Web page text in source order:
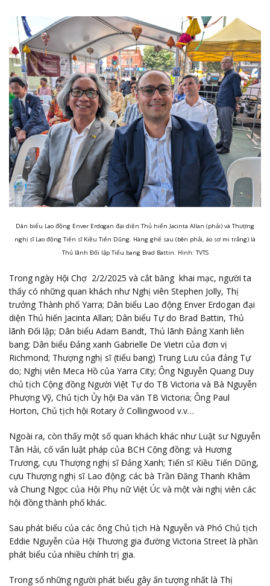
Dân biểu Lao động Enver Erdogan đại diện Thủ hiến Jacinta Allan (phải) và Thượng
nghị sĩ Lao động Tiến sĩ Kiều Tiến Dũng. Hàng ghế sau (bên phải, áo sơ mi trắng) là
Thủ lãnh Đối lập Tiểu bang Brad Battin. Hình: TVTS
Trong ngày Hội Chợ 2/2/2025 và cắt băng khai mạc, người ta
thấy có những quan khách như Nghị viên Stephen Jolly, Thị
trưởng Thành phố Yarra; Dân biểu Lao động Enver Erdogan đại
diện Thủ hiến Jacinta Allan; Dân biểu Tự do Brad Battin, Thủ
lãnh Đối lập; Dân biểu Adam Bandt, Thủ lãnh Đảng Xanh liên
bang; Dân biểu Đảng xanh Gabrielle De Vietri của đơn vị
Richmond; Thượng nghị sĩ (tiểu bang) Trung Lưu của đảng Tự
do; Nghị viên Meca Hồ của Yarra City; Ông Nguyễn Quang Duy
chủ tịch Cộng đồng Người Việt Tự do TB Victoria và Bà Nguyễn
Phượng Vỹ, Chủ tịch Ủy hội Đa văn TB Victoria; Ông Paul
Horton, Chủ tịch hội Rotary ở Collingwood v.v…
Ngoài ra, còn thấy một số quan khách khác như Luật sư Nguyễn
Tân Hải, cố vấn luật pháp của BCH Cộng đồng; và Hương
Trương, cựu Thượng nghị sĩ Đảng Xanh; Tiến sĩ Kiều Tiến Dũng,
cựu Thượng nghị sĩ Lao động; các bà Trần Đăng Thanh Khâm
và Chung Ngọc của Hội Phụ nữ Việt Úc và một vài nghị viên các
hội đồng thành phố khác.
Sau phát biểu của các ông Chủ tịch Hà Nguyễn và Phó Chủ tịch
Eddie Nguyễn của Hội Thương gia đường Victoria Street là phần
phát biểu của nhiều chính trị gia.
Trong số những người phát biểu gây ấn tượng nhất là Thị